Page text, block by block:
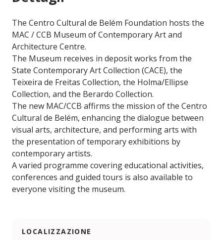
The Centro Cultural de Belém Foundation hosts the
MAC / CCB Museum of Contemporary Art and
Architecture Centre.
The Museum receives in deposit works from the
State Contemporary Art Collection (CACE), the
Teixeira de Freitas Collection, the Holma/Ellipse
Collection, and the Berardo Collection.
The new MAC/CCB affirms the mission of the Centro
Cultural de Belém, enhancing the dialogue between
visual arts, architecture, and performing arts with
the presentation of temporary exhibitions by
contemporary artists.
A varied programme covering educational activities,
conferences and guided tours is also available to
everyone visiting the museum.
LOCALIZZAZIONE